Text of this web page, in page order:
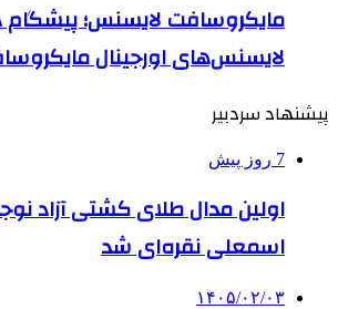
مایکروسافت لایسنس؛ پیشگام
لایسنس‌های اورجینال
پیشنهاد سردبیر
7 روز پیش
اولین مدال طلای کشتی آزاد
اسمعلی نقره‌ای شد
۱۴۰۵/۰۲/۰۳